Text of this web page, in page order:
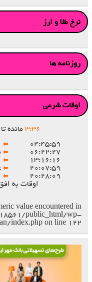
نرخ طلا و ارز
روزنامه ها
اوقات شرعی
۳:۳۶ مانده
۰۴:۴۵:۵۹
۰۶:۲۲:۲۷
۱۳:۱۶:۱۶
۲۰:۰۷:۵۹
۲۰:۲۸:۰۹
اوقات به
value encountered in
public_html/wp-
index.phpon line ۱۲۲